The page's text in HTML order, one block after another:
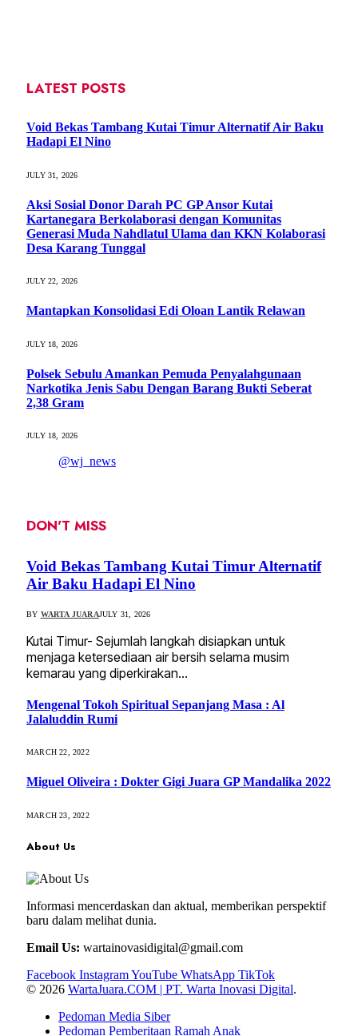
LATEST POSTS
Void Bekas Tambang Kutai Timur Alternatif Air Baku
Hadapi El Nino
JULY 31, 2026
Aksi Sosial Donor Darah PC GP Ansor Kutai
Kartanegara Berkolaborasi dengan Komunitas
Generasi Muda Nahdlatul Ulama dan KKN Kolaborasi
Desa Karang Tunggal
JULY 22, 2026
Mantapkan Konsolidasi Edi Oloan Lantik Relawan
JULY 18, 2026
Polsek Sebulu Amankan Pemuda Penyalahgunaan
Narkotika Jenis Sabu Dengan Barang Bukti Seberat
2,38 Gram
JULY 18, 2026
@wj_news
DON'T MISS
Void Bekas Tambang Kutai Timur Alternatif
Air Baku Hadapi El Nino
BY WARTA JUARAJULY 31, 2026
Kutai Timur- Sejumlah langkah disiapkan untuk
menjaga ketersediaan air bersih selama musim
kemarau yang diperkirakan…
Mengenal Tokoh Spiritual Sepanjang Masa : Al
Jalaluddin Rumi
MARCH 22, 2022
Miguel Oliveira : Dokter Gigi Juara GP Mandalika 2022
MARCH 23, 2022
About Us
Informasi mencerdaskan dan aktual, memberikan perspektif
baru dalam melihat dunia.
Email Us: wartainovasidigital@gmail.com
Facebook InstagramYouTube WhatsApp TikTok
© 2026 WartaJuara.COM | PT. Warta Inovasi Digital.
Pedoman Media Siber
Pedoman Pemberitaan Ramah Anak